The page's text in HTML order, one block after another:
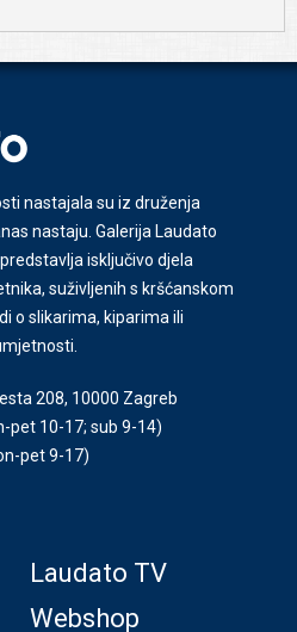
nastajala su iz druženja
nastaju. Galerija Laudato
isključivo djela
suživljenih s kršćanskom
o slikarima, kiparima ili
208, 10000 Zagreb
pet 10-17; sub 9-14)
pet 9-17)
Laudato TV
Webshop